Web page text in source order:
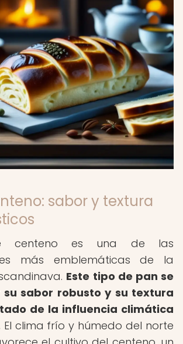
sabor y textura
centeno es una de las
más emblemáticas de la
Este tipo de pan se
sabor robusto y su textura
de la influencia climática
El clima frío y húmedo del norte